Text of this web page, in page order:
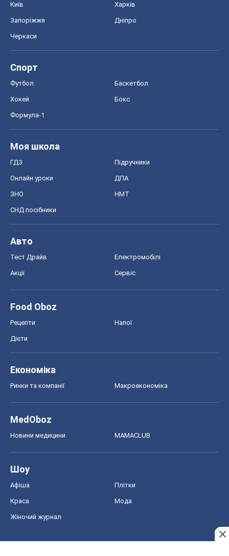
Київ Харків
Запоріжжя Дніпро
Черкаси
Спорт
Футбол Баскетбол
Хокей Бокс
Формула-1
Моя школа
ГДЗ Підручники
Онлайн уроки ДПА
ЗНО НМТ
СНД посібники
Авто
Тест Драйв Електромобілі
Акції Сервіс
Food Oboz
Рецепти Напої
Дієти
Економіка
Ринки та компанії Макроекономіка
MedOboz
Новини медицини MAMACLUB
Шоу
Афіша Плітки
Краса Мода
Жіночий журнал